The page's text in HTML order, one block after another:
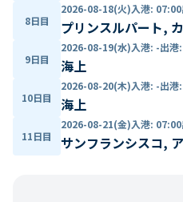
8日目
2026-08-18(火)入港: 07:00
プリンスルパート,
9日目
2026-08-19(水)入港: -出港:
海上
10日目
2026-08-20(木)入港: -出港:
海上
11日目
2026-08-21(金)入港: 07:00
サンフランシスコ,